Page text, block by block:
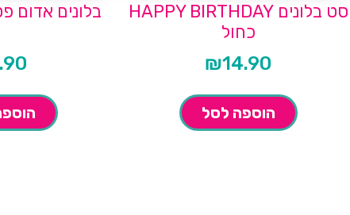
סט בלונים HAPPY BIRTHDAY
כחול
₪14.90
הוספה לסל
בלונים אדום פסטל-